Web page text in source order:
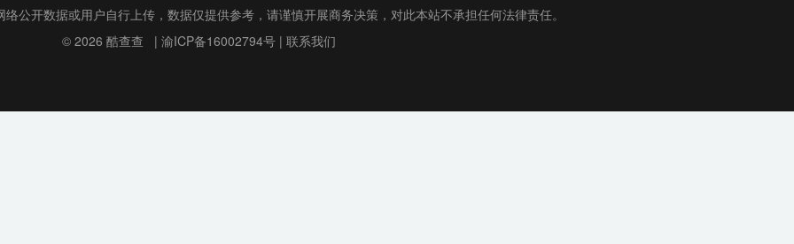
公开数据或用户自行上传，数据仅提供参考，请谨慎开展商务决策，对此本站不承担任何法律责任。
© 2026 酷查查 | 渝ICP备16002794号| 联系我们